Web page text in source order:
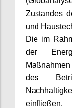
Zustandes
und
Die im
der
des
einfließen.